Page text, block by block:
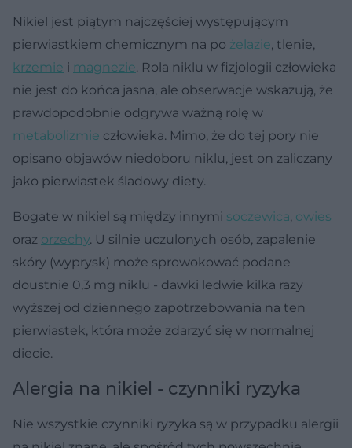
Nikiel jest piątym najczęściej występującym
pierwiastkiem chemicznym na po żelazie, tlenie,
krzemie i magnezie. Rola niklu w fizjologii człowieka
nie jest do końca jasna, ale obserwacje wskazują, że
prawdopodobnie odgrywa ważną rolę w
metabolizmie człowieka. Mimo, że do tej pory nie
opisano objawów niedoboru niklu, jest on zaliczany
jako pierwiastek śladowy diety.
Bogate w nikiel są między innymi soczewica, owies
oraz orzechy. U silnie uczulonych osób, zapalenie
skóry (wyprysk) może sprowokować podane
doustnie 0,3 mg niklu - dawki ledwie kilka razy
wyższej od dziennego zapotrzebowania na ten
pierwiastek, która może zdarzyć się w normalnej
diecie.
Alergia na nikiel - czynniki ryzyka
Nie wszystkie czynniki ryzyka są w przypadku alergii